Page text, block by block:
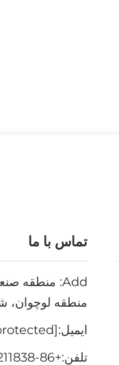
تماس با ما
منطقه لوچوان،
ایمیل:[email protected]
تلفن:+86-15932211838